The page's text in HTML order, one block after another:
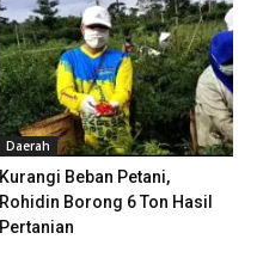
Daerah
Kurangi Beban Petani,
Rohidin Borong 6 Ton Hasil
Pertanian